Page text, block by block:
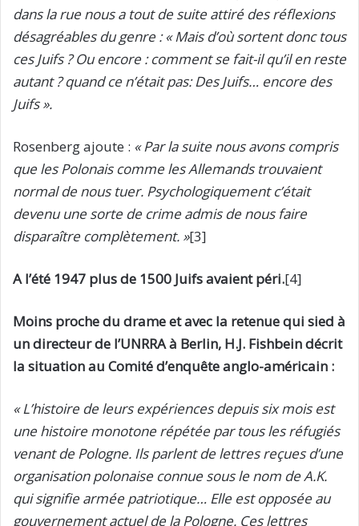
dans la rue nous a tout de suite attiré des réflexions
désagréables du genre : « Mais d’où sortent donc tous
ces Juifs ? Ou encore : comment se fait-il qu’il en reste
autant ? quand ce n’était pas: Des Juifs… encore des
Juifs ».
Rosenberg ajoute : « Par la suite nous avons compris
que les Polonais comme les Allemands trouvaient
normal de nous tuer. Psychologiquement c’était
devenu une sorte de crime admis de nous faire
disparaître complètement. »[3]
A l’été 1947 plus de 1500 Juifs avaient péri.[4]
Moins proche du drame et avec la retenue qui sied à
un directeur de l’UNRRA à Berlin, H.J. Fishbein décrit
la situation au Comité d’enquête anglo-américain :
« L’histoire de leurs expériences depuis six mois est
une histoire monotone répétée par tous les réfugiés
venant de Pologne. Ils parlent de lettres reçues d’une
organisation polonaise connue sous le nom de A.K.
qui signifie armée patriotique… Elle est opposée au
gouvernement actuel de la Pologne. Ces lettres